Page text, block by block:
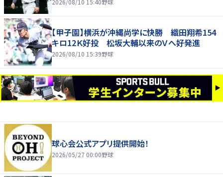
【甲子園】横浜が沖縄尚学に快勝 織田翔希154
キロ12Ｋ好投 松坂大輔以来のＶへ好発進
2026/08/10 15:39野球
球心会公式アプリ提供開始！
2026/05/27 00:00野球